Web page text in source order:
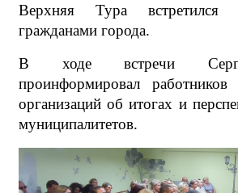
Верхняя Тура
гражданами города.
В ходе встречи
проинформировал
организаций об итогах и
муниципалитетов.